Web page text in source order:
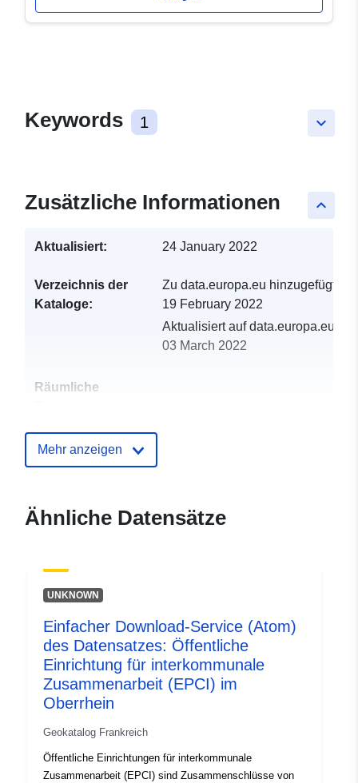
keyboard_arrow_down
Keywords 1
keyboard_arrow_up
Zusätzliche Informationen
Aktualisiert: 24 January 2022
Verzeichnis der
Kataloge:
Zu data.europa.eu hinzugefügt:
19 February 2022
Aktualisiert auf data.europa.eu:
03 March 2022
Räumliche
Identifikatoren:
ea33-4ebc-8bb6-
4321-a689-45205a4ec77b
Typ:
Ressource:
http://inspire.ec.europa.eu/
codelist/SpatialDataServiceType/
Mehr anzeigen
Ähnliche Datensätze
UNKNOWN
Einfacher Download-Service (Atom)
des Datensatzes: Öffentliche
Einrichtung für interkommunale
Zusammenarbeit (EPCI) im
Oberrhein
Geokatalog Frankreich
Öffentliche Einrichtungen für interkommunale
Zusammenarbeit (EPCI) sind Zusammenschlüsse von